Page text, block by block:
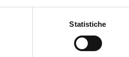
con un'approssimazione
Statistiche